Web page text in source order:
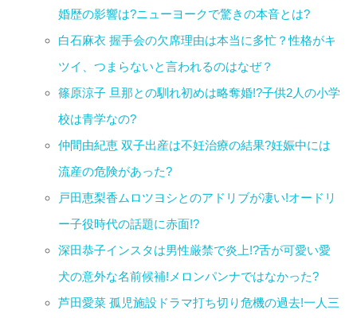
婚歴の影響は?ニューヨークで驚きの本音とは?
白石麻衣 握手会の欠席理由は本当に多忙？性格がキ
ツイ、つまらないと言われるのはなぜ？
篠原涼子 旦那との馴れ初めは略奪婚!?子供2人の小学
校は青学なの?
仲間由紀恵 双子出産は不妊治療の結果?妊娠中には
流産の危険があった?
戸田恵梨香ムロツヨシとのアドリブが凄い!オードリ
ー子役時代の話題に赤面!?
深田恭子インスタは男性厳禁で炎上!?舌が可愛い愛
犬の意外な名前候補!メロンパンナではなかった?
芦田愛菜 孤児施設ドラマ打ち切り危機の過去!一人三